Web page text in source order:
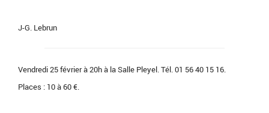
J-G. Lebrun
Vendredi 25 février à 20h à la Salle Pleyel. Tél. 01 56 40 15 16.
Places : 10 à 60 €.